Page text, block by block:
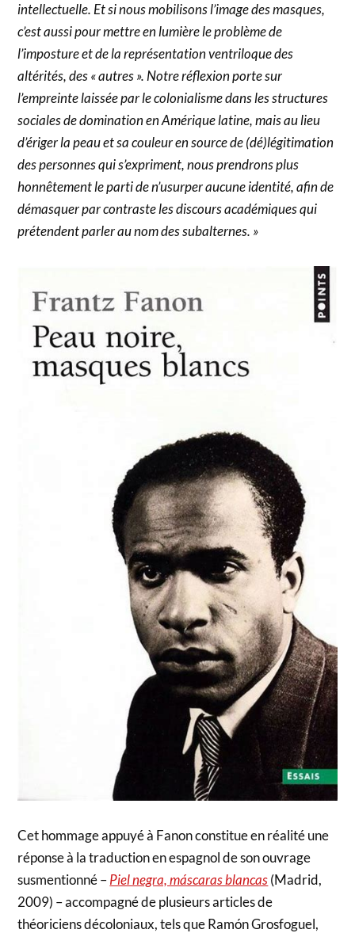
intellectuelle. Et si nous mobilisons l’image des masques,
c’est aussi pour mettre en lumière le problème de
l’imposture et de la représentation ventriloque des
altérités, des « autres ». Notre réflexion porte sur
l’empreinte laissée par le colonialisme dans les structures
sociales de domination en Amérique latine, mais au lieu
d’ériger la peau et sa couleur en source de (dé)légitimation
des personnes qui s’expriment, nous prendrons plus
honnêtement le parti de n’usurper aucune identité, afin de
démasquer par contraste les discours académiques qui
prétendent parler au nom des subalternes. »
Cet hommage appuyé à Fanon constitue en réalité une
réponse à la traduction en espagnol de son ouvrage
susmentionné –Piel negra, máscaras blancas(Madrid,
2009) – accompagné de plusieurs articles de
théoriciens décoloniaux, tels que Ramón Grosfoguel,